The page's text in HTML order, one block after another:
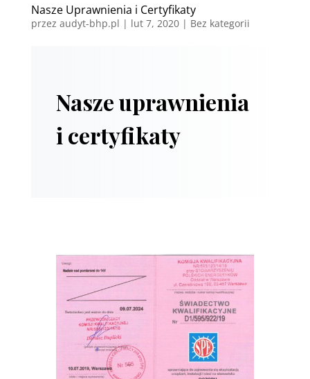
Nasze Uprawnienia i Certyfikaty
przez audyt-bhp.pl | lut 7, 2020| Bez kategorii
Nasze uprawnienia
i certyfikaty